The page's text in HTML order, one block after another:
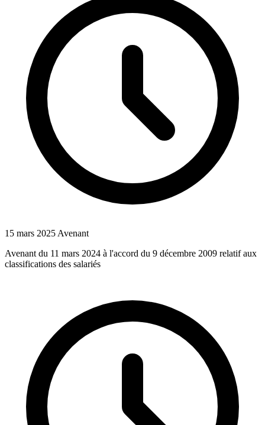
15 mars 2025 Avenant
Avenant du 11 mars 2024 à l'accord du 9 décembre 2009 relatif aux
classifications des salariés